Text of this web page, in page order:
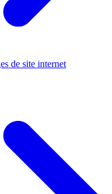
de site internet